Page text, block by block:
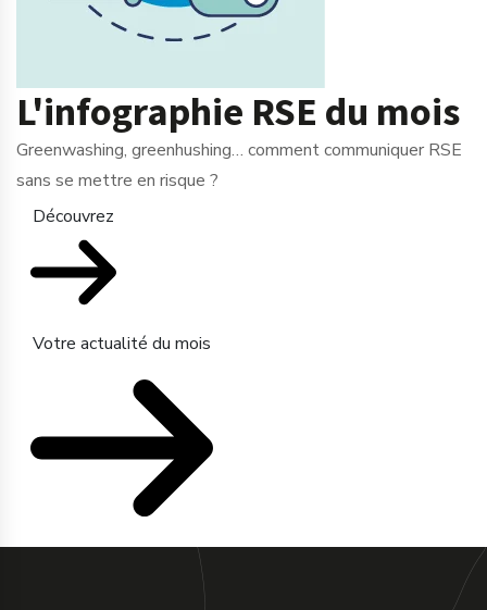
L'infographie RSE du mois
Greenwashing, greenhushing… comment communiquer RSE
sans se mettre en risque ?
Découvrez
Votre actualité du mois